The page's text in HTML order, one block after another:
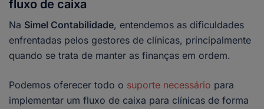
fluxo de caixa
Na Simel Contabilidade, entendemos as dificuldades
enfrentadas pelos gestores de clínicas, principalmente
quando se trata de manter as finanças em ordem.
Podemos oferecer todo o suporte necessário para
implementar um fluxo de caixa para clínicas de forma